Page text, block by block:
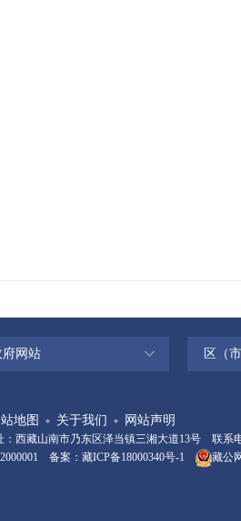
府网站 区（
地图 关于我们 网站声明
西藏山南市乃东区泽当镇三湘大道13号 联系电
备案： 藏ICP备18000340号-1 藏公